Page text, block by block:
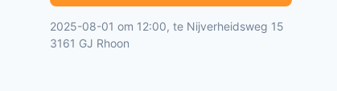
2025-08-01 om 12:00, te Nijverheidsweg 15
3161 GJ Rhoon